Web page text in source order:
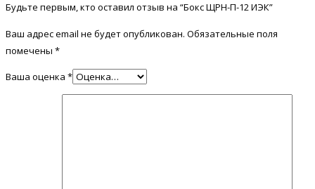
Будьте первым, кто оставил отзыв на “Бокс ЩРН-П-12 ИЭК”
Ваш адрес email не будет опубликован. Обязательные поля
помечены *
Ваша оценка *